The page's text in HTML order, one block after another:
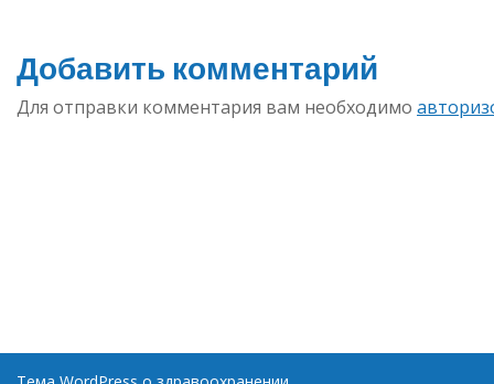
Добавить комментарий
Для отправки комментария вам необходимо